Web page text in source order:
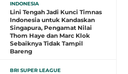
INDONESIA
Lini Tengah Jadi Kunci Timnas
Indonesia untuk Kandaskan
Singapura, Pengamat Nilai
Thom Haye dan Marc Klok
Sebaiknya Tidak Tampil
Bareng
BRI SUPER LEAGUE